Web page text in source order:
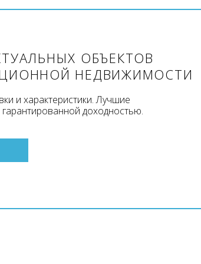
ОБЪЕКТОВ
НЕДВИЖИМОСТИ
и характеристики. Лучшие
доходностью.